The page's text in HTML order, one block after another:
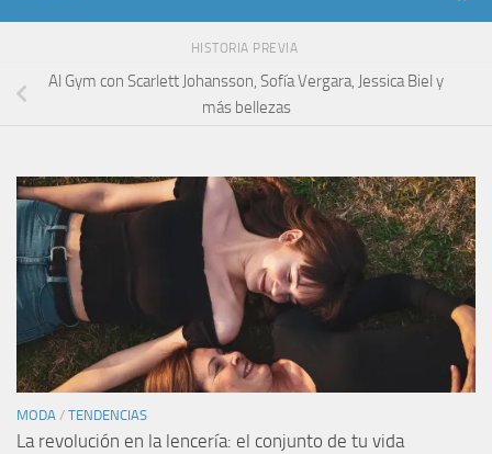
HISTORIA PREVIA
Al Gym con Scarlett Johansson, Sofía Vergara, Jessica Biel y
más bellezas
MODA / TENDENCIAS
La revolución en la lencería: el conjunto de tu vida